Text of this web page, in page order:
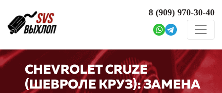
8 (909) 970-30-40
CHEVROLET CRUZE
(ШЕВРОЛЕ КРУЗ): ЗАМЕНА